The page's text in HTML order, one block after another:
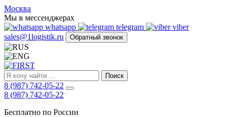
FIRST
Адрес
и
телефон:
Москва,
Алтуфьевское
ш.
д.
48,
корпус
2,
офис
Москва
Мы в мессенджерах
whatsapp
telegram
viber
sales@1logistik.ru
Обратный звонок
Поиск
8 (987) 742-05-22
8 (987) 742-05-22
Бесплатно по России